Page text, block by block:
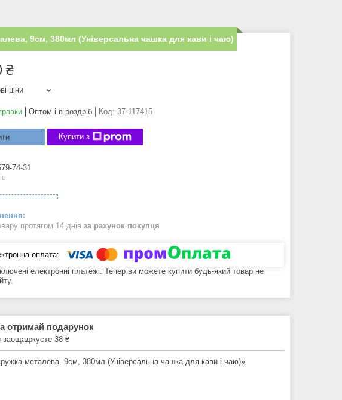
9см, 380мл (Універсальна чашка для кави і чаю)
₴
ціни
Оптом і в роздріб Код: 37-117415
Купити з
74-31
протягом 14 днів за рахунок покупця
електронні платежі. Тепер ви можете купити будь-який товар не
отримай подарунок
заощаджуєте 38 ₴
металева, 9см, 380мл (Універсальна чашка для кави і чаю)»